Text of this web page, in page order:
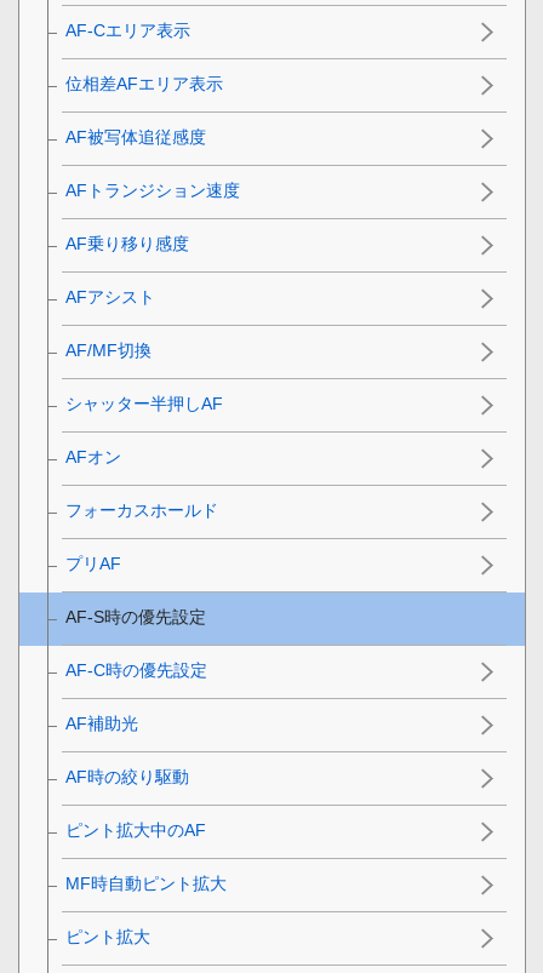
AF-Cエリア表示
位相差AFエリア表示
AF被写体追従感度
AFトランジション速度
AF乗り移り感度
AFアシスト
AF/MF切換
シャッター半押しAF
AFオン
フォーカスホールド
プリAF
AF-S時の優先設定
AF-C時の優先設定
AF補助光
AF時の絞り駆動
ピント拡大中のAF
MF時自動ピント拡大
ピント拡大